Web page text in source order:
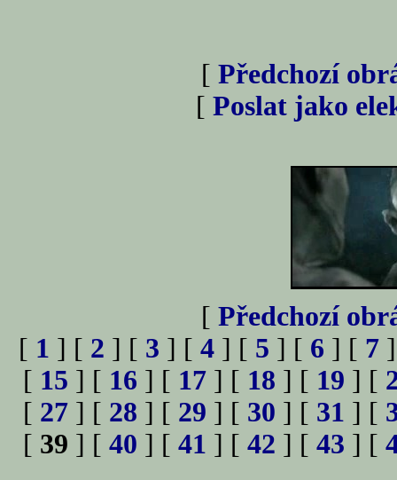
[ Předchozí
[ Poslat jako
[ Předchozí
[ 1 ] [ 2 ] [ 3 ] [ 4 ] [ 5 ] [ 6 ] [ 7
[ 15 ] [ 16 ] [ 17 ] [ 18 ] [ 19 ] [
[ 27 ] [ 28 ] [ 29 ] [ 30 ] [ 31 ] [
[ 39 ] [ 40 ] [ 41 ] [ 42 ] [ 43 ] [